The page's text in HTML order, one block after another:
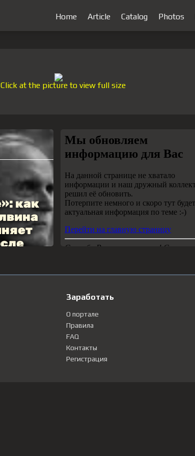
Home Article Catalog Photos
Click at the picture to view full size
Заработать
О портале
Правила
FAQ
Контакты
Регистрация